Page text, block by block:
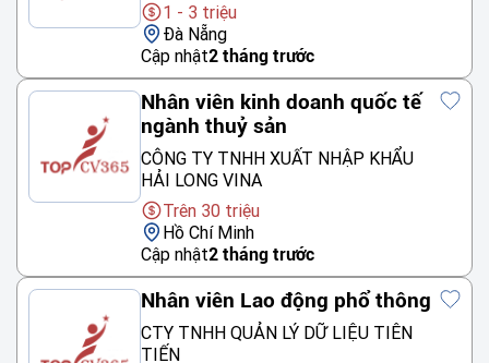
1 - 3 triệu
Đà Nẵng
Cập nhật2 tháng trước
Nhân viên kinh doanh quốc tế
ngành thuỷ sản
CÔNG TY TNHH XUẤT NHẬP KHẨU
HẢI LONG VINA
Trên 30 triệu
Hồ Chí Minh
Cập nhật2 tháng trước
Nhân viên Lao động phổ thông
CTY TNHH QUẢN LÝ DỮ LIỆU TIÊN
TIẾN